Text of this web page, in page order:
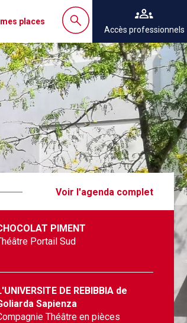
places
Accès professionnels
Voir l'agenda complet
PIMENT
Portail Sud
DE REBIBBIA de
Sapienza
Théâtre en pièces